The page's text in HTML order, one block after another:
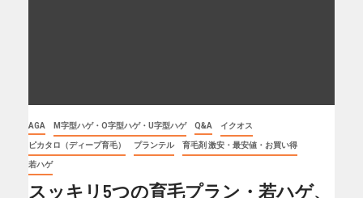
AGA M字型ハゲ・O字型ハゲ・U字型ハゲ Q&A イクオス
ピカタロ（ディープ育毛） プランテル 育毛剤 激安・最安値・お買い得
若ハゲ
スッキリ5つの育毛プラン・若ハゲ、